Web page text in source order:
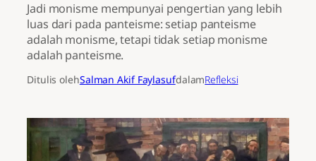
Jadi monisme mempunyai pengertian yang lebih
luas dari pada panteisme: setiap panteisme
adalah monisme, tetapi tidak setiap monisme
adalah panteisme.
Ditulis olehSalman Akif FaylasufdalamRefleksi